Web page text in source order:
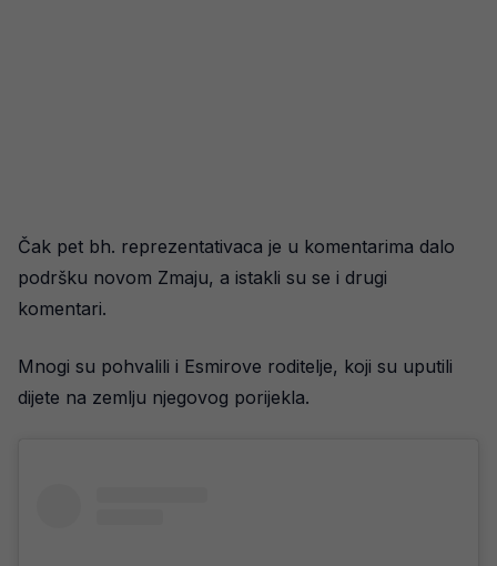
Čak pet bh. reprezentativaca je u komentarima dalo
podršku novom Zmaju, a istakli su se i drugi
komentari.
Mnogi su pohvalili i Esmirove roditelje, koji su uputili
dijete na zemlju njegovog porijekla.